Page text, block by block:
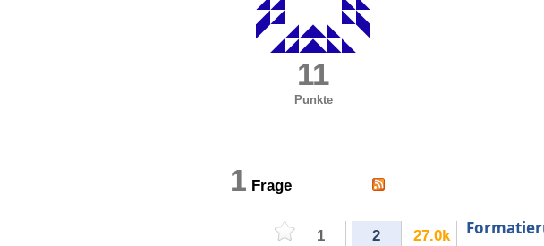
11
Punkte
1 Frage
1 2 27.0k